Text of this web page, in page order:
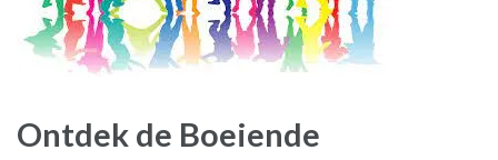
Ontdek de Boeiende